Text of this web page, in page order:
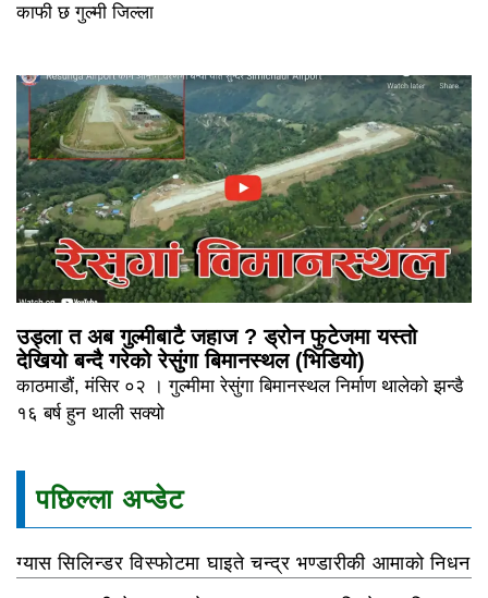
काफी छ गुल्मी जिल्ला
उड्ला त अब गुल्मीबाटै जहाज ? ड्रोन फुटेजमा यस्तो
देखियो बन्दै गरेको रेसुंगा बिमानस्थल (भिडियो)
काठमाडौं, मंसिर ०२ । गुल्मीमा रेसुंगा बिमानस्थल निर्माण थालेको झन्डै
१६ बर्ष हुन थाली सक्यो
पछिल्ला अप्डेट
ग्यास सिलिन्डर विस्फोटमा घाइते चन्द्र भण्डारीकी आमाको निधन